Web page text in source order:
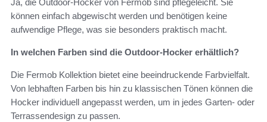
Ja, die Outdoor-Hocker von Fermob sind pflegeleicht. Sie
können einfach abgewischt werden und benötigen keine
aufwendige Pflege, was sie besonders praktisch macht.
In welchen Farben sind die Outdoor-Hocker erhältlich?
Die Fermob Kollektion bietet eine beeindruckende Farbvielfalt.
Von lebhaften Farben bis hin zu klassischen Tönen können die
Hocker individuell angepasst werden, um in jedes Garten- oder
Terrassendesign zu passen.